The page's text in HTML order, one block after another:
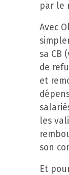
par le
Avec
sa CB
de
et
les
son
Et